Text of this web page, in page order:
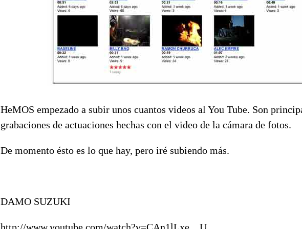
HeMOS empezado a subir unos cuantos videos al You Tube. Son
grabaciones de actuaciones hechas con el video de la cámara de fotos.
De momento ésto es lo que hay, pero iré subiendo más.
DAMO SUZUKI